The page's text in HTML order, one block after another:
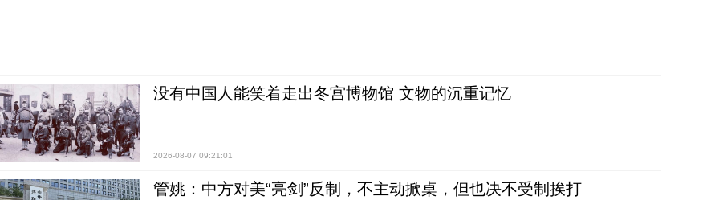
没有中国人能笑着走出冬宫博物馆 文物的沉重记忆
2026-08-07 09:21:01
管姚：中方对美“亮剑”反制，不主动掀桌，但也决不受制挨打